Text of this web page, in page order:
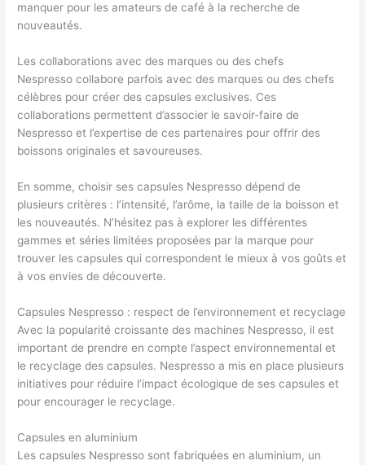
manquer pour les amateurs de café à la recherche de
nouveautés.
Les collaborations avec des marques ou des chefs
Nespresso collabore parfois avec des marques ou des chefs
célèbres pour créer des capsules exclusives. Ces
collaborations permettent d’associer le savoir-faire de
Nespresso et l’expertise de ces partenaires pour offrir des
boissons originales et savoureuses.
En somme, choisir ses capsules Nespresso dépend de
plusieurs critères : l’intensité, l’arôme, la taille de la boisson et
les nouveautés. N’hésitez pas à explorer les différentes
gammes et séries limitées proposées par la marque pour
trouver les capsules qui correspondent le mieux à vos goûts et
à vos envies de découverte.
Capsules Nespresso : respect de l’environnement et recyclage
Avec la popularité croissante des machines Nespresso, il est
important de prendre en compte l’aspect environnemental et
le recyclage des capsules. Nespresso a mis en place plusieurs
initiatives pour réduire l’impact écologique de ses capsules et
pour encourager le recyclage.
Capsules en aluminium
Les capsules Nespresso sont fabriquées en aluminium, un